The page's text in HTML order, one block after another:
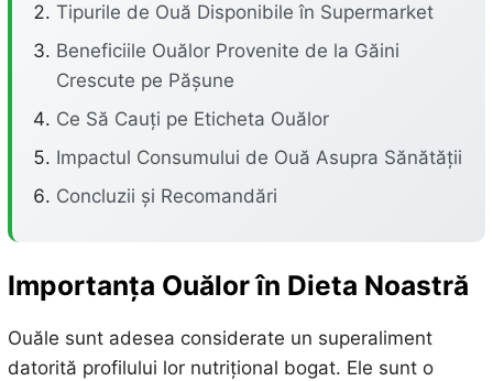
Tipurile de Ouă Disponibile în Supermarket
Beneficiile Ouălor Provenite de la Găini
Crescute pe Pășune
Ce Să Cauți pe Eticheta Ouălor
Impactul Consumului de Ouă Asupra Sănătății
Concluzii și Recomandări
Importanța Ouălor în Dieta Noastră
Ouăle sunt adesea considerate un superaliment
datorită profilului lor nutrițional bogat. Ele sunt o